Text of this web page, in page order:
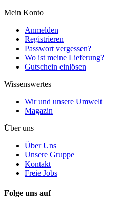
Mein Konto
Anmelden
Registrieren
Passwort vergessen?
Wo ist meine Lieferung?
Gutschein einlösen
Wissenswertes
Wir und unsere Umwelt
Magazin
Über uns
Über Uns
Unsere Gruppe
Kontakt
Freie Jobs
Folge uns auf